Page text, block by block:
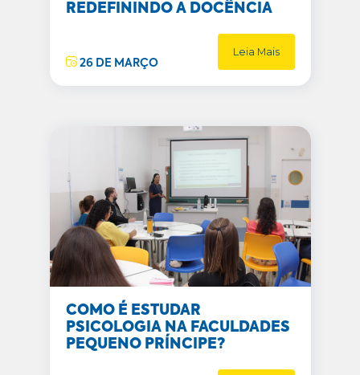
REDEFININDO A DOCÊNCIA
26 DE MARÇO
Leia Mais
COMO É ESTUDAR
PSICOLOGIA NA FACULDADES
PEQUENO PRÍNCIPE?